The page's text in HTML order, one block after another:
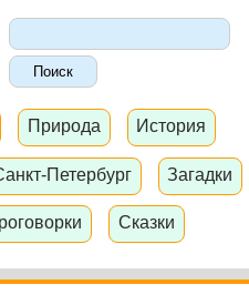
Природа История
Петербург Загадки
Сказки